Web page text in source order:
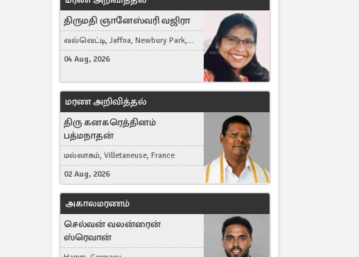
திருமதி ஞானேஸ்வரி வஜிரா
வல்வெட்டி, Jaffna, Newbury Park,
United Kingdom
04 Aug, 2026
மரண அறிவித்தல்
திரு கனகரெத்தினம்
பத்மநாதன்
மல்லாகம், Villetaneuse, France
02 Aug, 2026
அகாலமரணம்
செல்வன் வலன்ரைன்
ஸ்ரெவான்